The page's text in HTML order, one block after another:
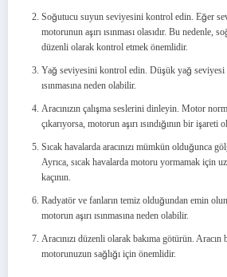
Soğutucu suyun seviyesini kontrol edin. Eğer
motorunun aşırı ısınması olasıdır. Bu nedenle,
düzenli olarak kontrol etmek önemlidir.
Yağ seviyesini kontrol edin. Düşük yağ seviyesi
ısınmasına neden olabilir.
Aracınızın çalışma seslerini dinleyin. Motor
çıkarıyorsa, motorun aşırı ısındığının bir işareti
Sıcak havalarda aracınızı mümkün olduğunca
Ayrıca, sıcak havalarda motoru yormamak için
kaçının.
Radyatör ve fanların temiz olduğundan emin
motorun aşırı ısınmasına neden olabilir.
Aracınızı düzenli olarak bakıma götürün. Aracın
motorunuzun sağlığı için önemlidir.